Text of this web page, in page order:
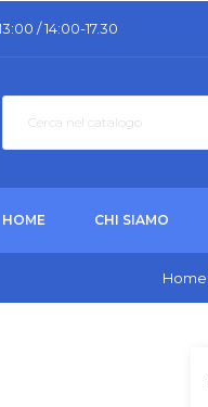
/ 14:00-17.30
HOME CHI SIAMO
Home